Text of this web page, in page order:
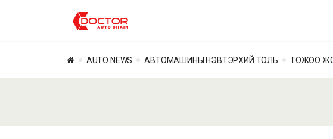
AUTO NEWS АВТОМАШИНЫ НЭВТЭРХИЙ ТОЛЬ ТОЖОО